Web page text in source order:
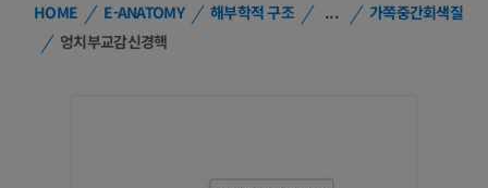
HOME E-ANATOMY 해부학적 구조 ...
가쪽중간회색질
엉치부교감신경핵